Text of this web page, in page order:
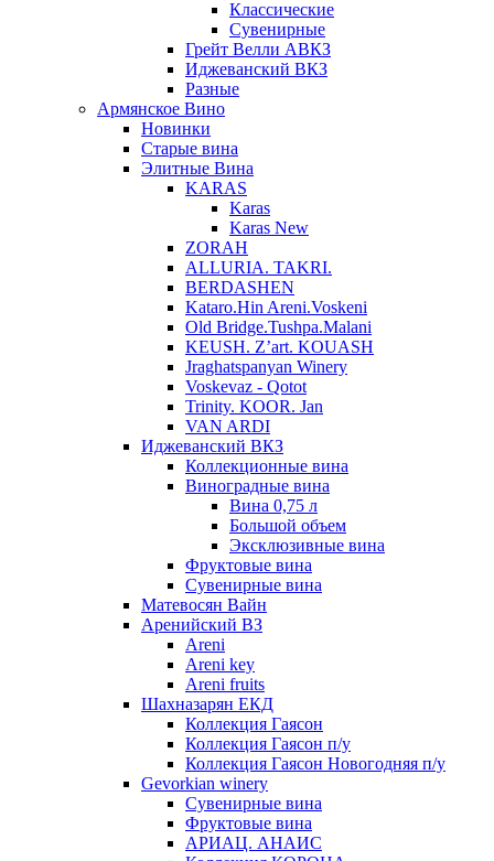
Классические
Сувенирные
Грейт Велли АВКЗ
Иджеванский ВКЗ
Разные
Армянское Вино
Новинки
Старые вина
Элитные Вина
KARAS
Karas
Karas New
ZORAH
ALLURIA. TAKRI.
BERDASHEN
Kataro.Hin Areni.Voskeni
Old Bridge.Tushpa.Malani
KEUSH. Z’art. KOUASH
Jraghatspanyan Winery
Voskevaz - Qotot
Trinity. KOOR. Jan
VAN ARDI
Иджеванский ВКЗ
Коллекционные вина
Виноградные вина
Вина 0,75 л
Большой объем
Эксклюзивные вина
Фруктовые вина
Cувенирные вина
Матевосян Вайн
Аренийский ВЗ
Areni
Areni key
Areni fruits
Шахназарян ЕКД
Коллекция Гаясон
Коллекция Гаясон п/у
Коллекция Гаясон Новогодняя п/у
Gevorkian winery
Сувенирные вина
Фруктовые вина
АРИАЦ. АНАИС